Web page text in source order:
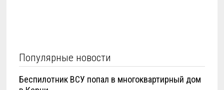
Популярные новости
Беспилотник ВСУ попал в многоквартирный дом